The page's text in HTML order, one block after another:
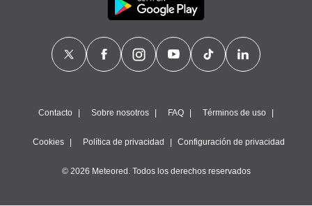
Contacto Sobre nosotros FAQ Términos de uso
Cookies Política de privacidad Configuración de privacidad
© 2026 Meteored. Todos los derechos reservados